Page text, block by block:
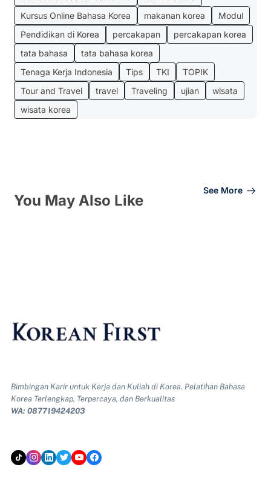
Kursus Online Bahasa Korea
makanan korea
Modul
Pendidikan di Korea
percakapan
percakapan korea
tata bahasa
tata bahasa korea
Tenaga Kerja Indonesia
Tips TKI
TOPIK
Tour and Travel
travel Traveling ujian
wisata
wisata korea
You May Also Like
See More
Bimbingan Karir untuk Kerja dan Kuliah di Korea. Pelatihan Bahasa
Korea Terlengkap, Terpercaya, dan Berkualitas
WA: 087719424203